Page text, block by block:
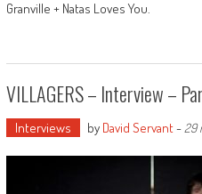
Granville + Natas Loves You.
VILLAGERS – Interview –
Interviews by David Servant- 29